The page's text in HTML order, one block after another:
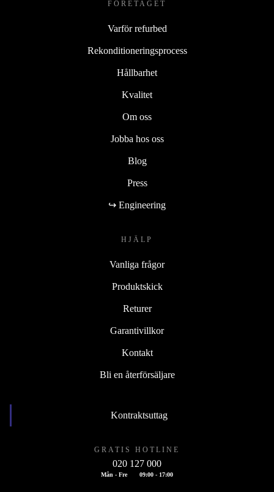
FÖRETAGET
Varför refurbed
Rekonditioneringsprocess
Hållbarhet
Kvalitet
Om oss
Jobba hos oss
Blog
Press
↪ Engineering
HJÄLP
Vanliga frågor
Produktskick
Returer
Garantivillkor
Kontakt
Bli en återförsäljare
Kontraktsuttag
GRATIS HOTLINE
020 127 000
Mån - Fre 09:00 - 17:00